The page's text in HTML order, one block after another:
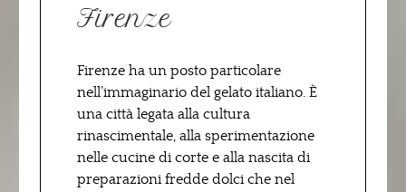
Firenze
Firenze ha un posto particolare
nell’immaginario del gelato italiano. È
una città legata alla cultura
rinascimentale, alla sperimentazione
nelle cucine di corte e alla nascita di
preparazioni fredde dolci che nel